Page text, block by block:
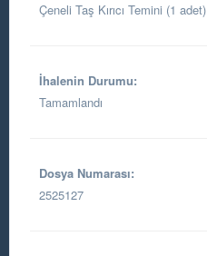
Çeneli Taş Kırıcı Temini (1 adet)
İhalenin Durumu:
Tamamlandı
Dosya Numarası:
2525127